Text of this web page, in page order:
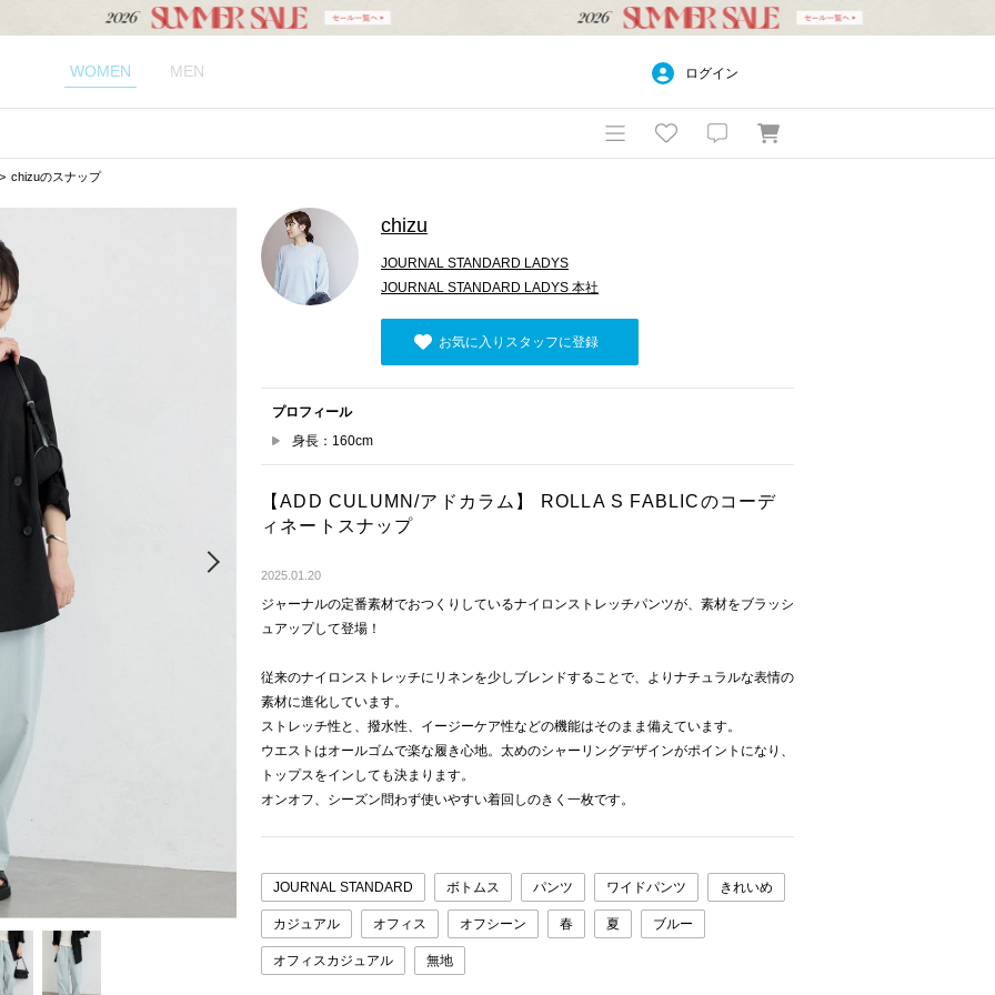
WOMEN MEN ログイン
chizuのスナップ
chizu
JOURNAL STANDARD LADYS
JOURNAL STANDARD LADYS 本社
お気に入りスタッフに登録
プロフィール
身長：160cm
【ADD CULUMN/アドカラム】 ROLLA S FABLICのコーデ
ィネートスナップ
2025.01.20
ジャーナルの定番素材でおつくりしているナイロンストレッチパンツが、素材をブラッシ
ュアップして登場！
従来のナイロンストレッチにリネンを少しブレンドすることで、よりナチュラルな表情の
素材に進化しています。
ストレッチ性と、撥水性、イージーケア性などの機能はそのまま備えています。
ウエストはオールゴムで楽な履き心地。太めのシャーリングデザインがポイントになり、
トップスをインしても決まります。
オンオフ、シーズン問わず使いやすい着回しのきく一枚です。
JOURNAL STANDARD ボトムス パンツ ワイドパンツ きれいめ
カジュアル オフィス オフシーン 春 夏 ブルー
オフィスカジュアル 無地